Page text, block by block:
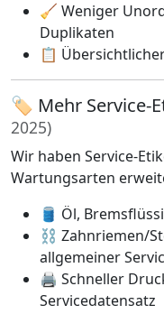
🧹 Weniger
Duplikaten
📋
🏷️ Mehr Service-
2025)
Wir haben Service-
Wartungsarten
🛢️ Öl,
⛓️ Zahnriemen/
allgemeiner
🖨️ Schneller
Servicedatensatz